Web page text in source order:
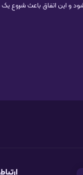
و این اتفاق باعث شروع